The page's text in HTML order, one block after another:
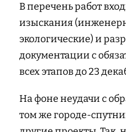
В перечень работ
изыскания
экологические) и
документации с
всех этапов до 23
На фоне неудачи с
том же городе-